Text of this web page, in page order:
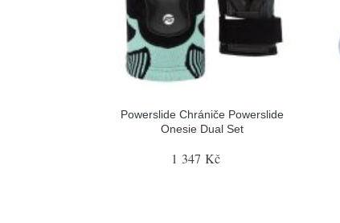
Powerslide Chrániče Powerslide
Onesie Dual Set
1 347 Kč